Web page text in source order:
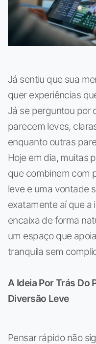
Já sentiu que sua
quer experiências
Já se perguntou por
parecem leves,
enquanto outras
Hoje em dia, muitas
que combinem com
leve e uma vontade
exatamente aí que a
encaixa de forma
um espaço que
tranquila sem
A Ideia Por Trás Do
Diversão Leve
Pensar rápido não